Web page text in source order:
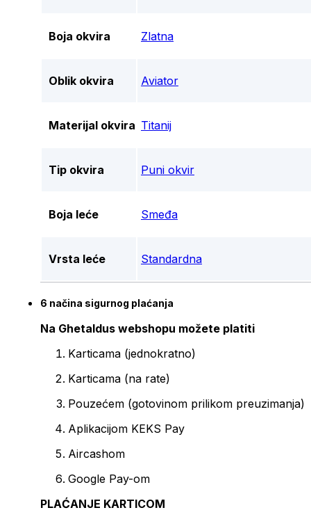
Boja okvira Zlatna
Oblik okvira Aviator
Materijal okvira Titanij
Tip okvira Puni okvir
Boja leće Smeđa
Vrsta leće Standardna
6 načina sigurnog plaćanja
Na Ghetaldus webshopu možete platiti
Karticama (jednokratno)
Karticama (na rate)
Pouzećem (gotovinom prilikom preuzimanja)
Aplikacijom KEKS Pay
Aircashom
Google Pay-om
PLAĆANJE KARTICOM